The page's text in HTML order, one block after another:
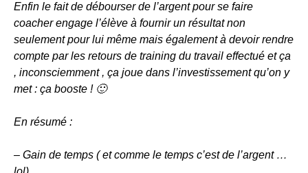
Enfin le fait de débourser de l’argent pour se faire
coacher engage l’élève à fournir un résultat non
seulement pour lui même mais également à devoir rendre
compte par les retours de training du travail effectué et ça
, inconsciemment , ça joue dans l’investissement qu’on y
met : ça booste ! 🙂
En résumé :
– Gain de temps ( et comme le temps c’est de l’argent …